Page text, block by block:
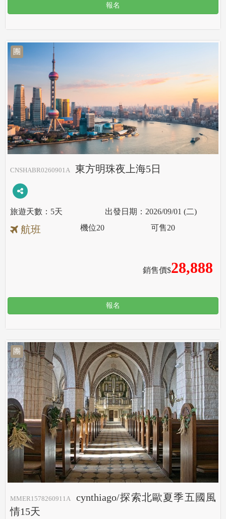
報名
團
CNSHABR0260901A 東方明珠夜上海5日
5天 2026/09/01 (二)
航班
銷售價$28,888
機位20 可售20
報名
團
MMER1578260911A
cynthiago/探索北歐夏季五國風
情15天